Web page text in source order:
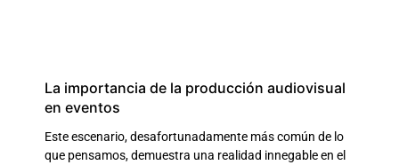
La importancia de la producción audiovisual
en eventos
Este escenario, desafortunadamente más común de lo
que pensamos, demuestra una realidad innegable en el